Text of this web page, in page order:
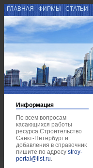
ГЛАВНАЯ ФИРМЫ СТАТЬИ
Информация
По всем вопросам
касающихся работы
ресурса Строительство
Санкт-Петербург и
добавления в справочник
пишите по адресу stroy-
portal@list.ru.